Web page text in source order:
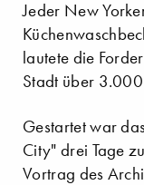
Jeder New
lautete die
Stadt über
Gestartet war
City" drei Tage
Vortrag des